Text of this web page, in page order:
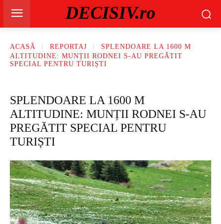
DECISIV.ro
ACASĂ REPORTAJ
SPLENDOARE LA 1600 M
ALTITUDINE: MUNȚII RODNEI S-AU PREGĂTIT
SPECIAL PENTRU TURIȘTI
SPLENDOARE LA 1600 M
ALTITUDINE: MUNȚII RODNEI S-AU
PREGĂTIT SPECIAL PENTRU
TURIȘTI